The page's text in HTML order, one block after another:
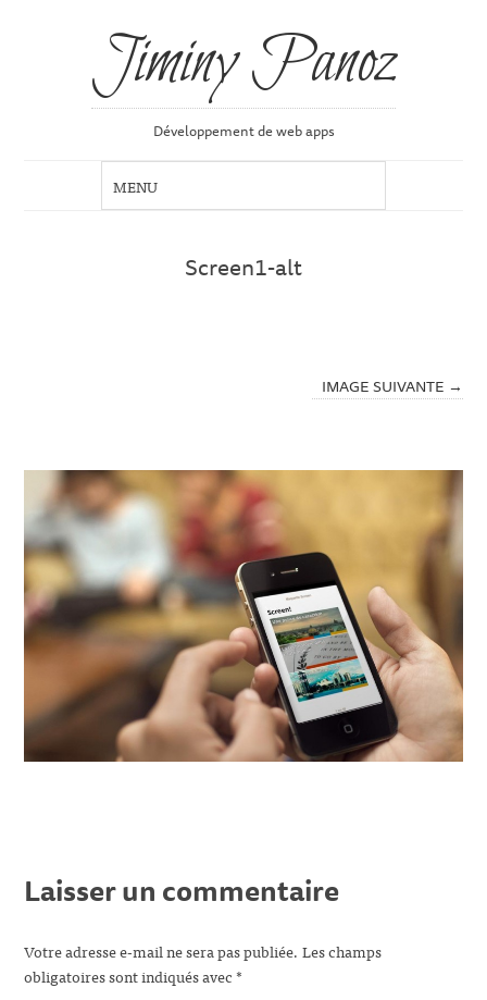
Jiminy Panoz
Développement de web apps
Screen1-alt
IMAGE SUIVANTE →
Laisser un commentaire
Votre adresse e-mail ne sera pas publiée. Les champs
obligatoires sont indiqués avec*